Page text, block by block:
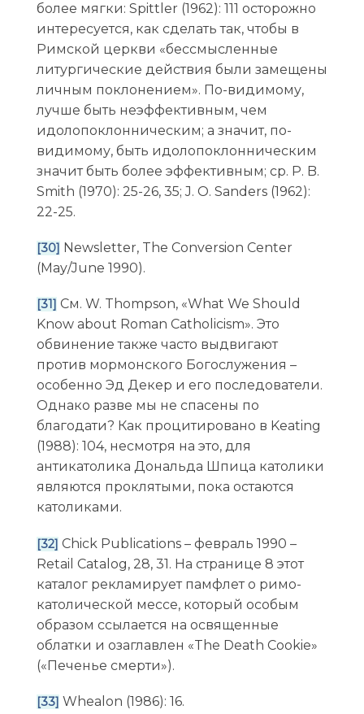
более мягки: Spittler (1962): 111 осторожно
интересуется, как сделать так, чтобы в
Римской церкви «бессмысленные
литургические действия были замещены
личным поклонением». По-видимому,
лучше быть неэффективным, чем
идолопоклонническим; а значит, по-
видимому, быть идолопоклонническим
значит быть более эффективным; ср. P. B.
Smith (1970): 25-26, 35; J. O. Sanders (1962):
22-25.
[30] Newsletter, The Conversion Center
(May/June 1990).
[31] См. W. Thompson, «What We Should
Know about Roman Catholicism». Это
обвинение также часто выдвигают
против мормонского Богослужения –
особенно Эд Декер и его последователи.
Однако разве мы не спасены по
благодати? Как процитировано в Keating
(1988): 104, несмотря на это, для
антикатолика Дональда Шпица католики
являются проклятыми, пока остаются
католиками.
[32] Chick Publications – февраль 1990 –
Retail Catalog, 28, 31. На странице 8 этот
каталог рекламирует памфлет о римо-
католической мессе, который особым
образом ссылается на освященные
облатки и озаглавлен «The Death Cookie»
(«Печенье смерти»).
[33] Whealon (1986): 16.